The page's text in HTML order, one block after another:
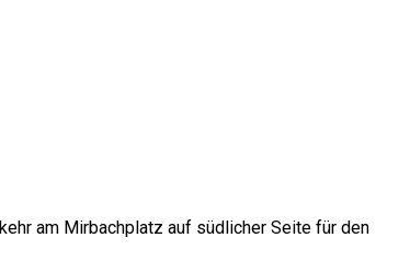
am Mirbachplatz auf südlicher Seite für den